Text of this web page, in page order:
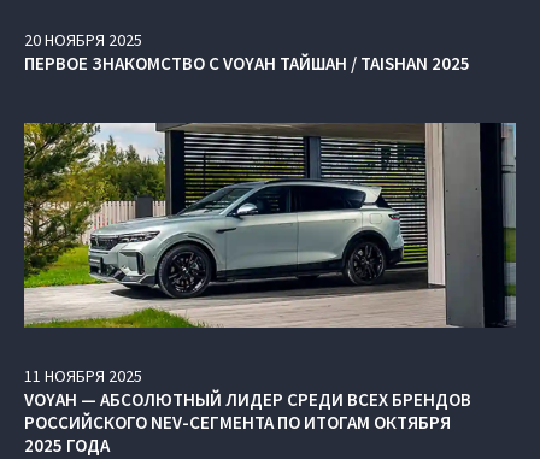
20НОЯБРЯ 2025
ПЕРВОЕ ЗНАКОМСТВО С VOYAH ТАЙШАН / TAISHAN 2025
11 НОЯБРЯ 2025
VOYAH — АБСОЛЮТНЫЙ ЛИДЕР СРЕДИ ВСЕХ БРЕНДОВ
РОССИЙСКОГО NEV-СЕГМЕНТА ПО ИТОГАМ ОКТЯБРЯ
2025 ГОДА